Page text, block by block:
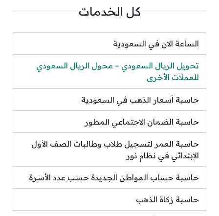
كل الخدمات
الساعة الان في السعودية
تحويل الريال السعودي – محول الريال السعودي
للعملات الأخرى
حاسبة أسعار الذهب في السعودية
حاسبة الضمان الاجتماعي المطور
حاسبة العمر لتسجيل طلاب وطالبات الصف الأول
الإبتدائي في نظام نور
حاسبة حساب المواطن الجديدة حسب عدد الأسرة
حاسبة زكاة الذهب